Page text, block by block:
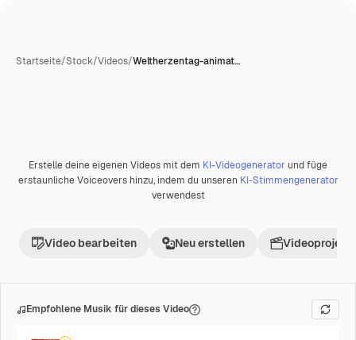
Startseite/Stock/Videos/Weltherzentag-animat…
Premium
Erstelle deine eigenen Videos mit dem KI-Videogenerator und füge
erstaunliche Voiceovers hinzu, indem du unseren KI-Stimmengenerator
verwendest
Video bearbeiten Neu erstellen Videoprojekt
Empfohlene Musik für dieses Video